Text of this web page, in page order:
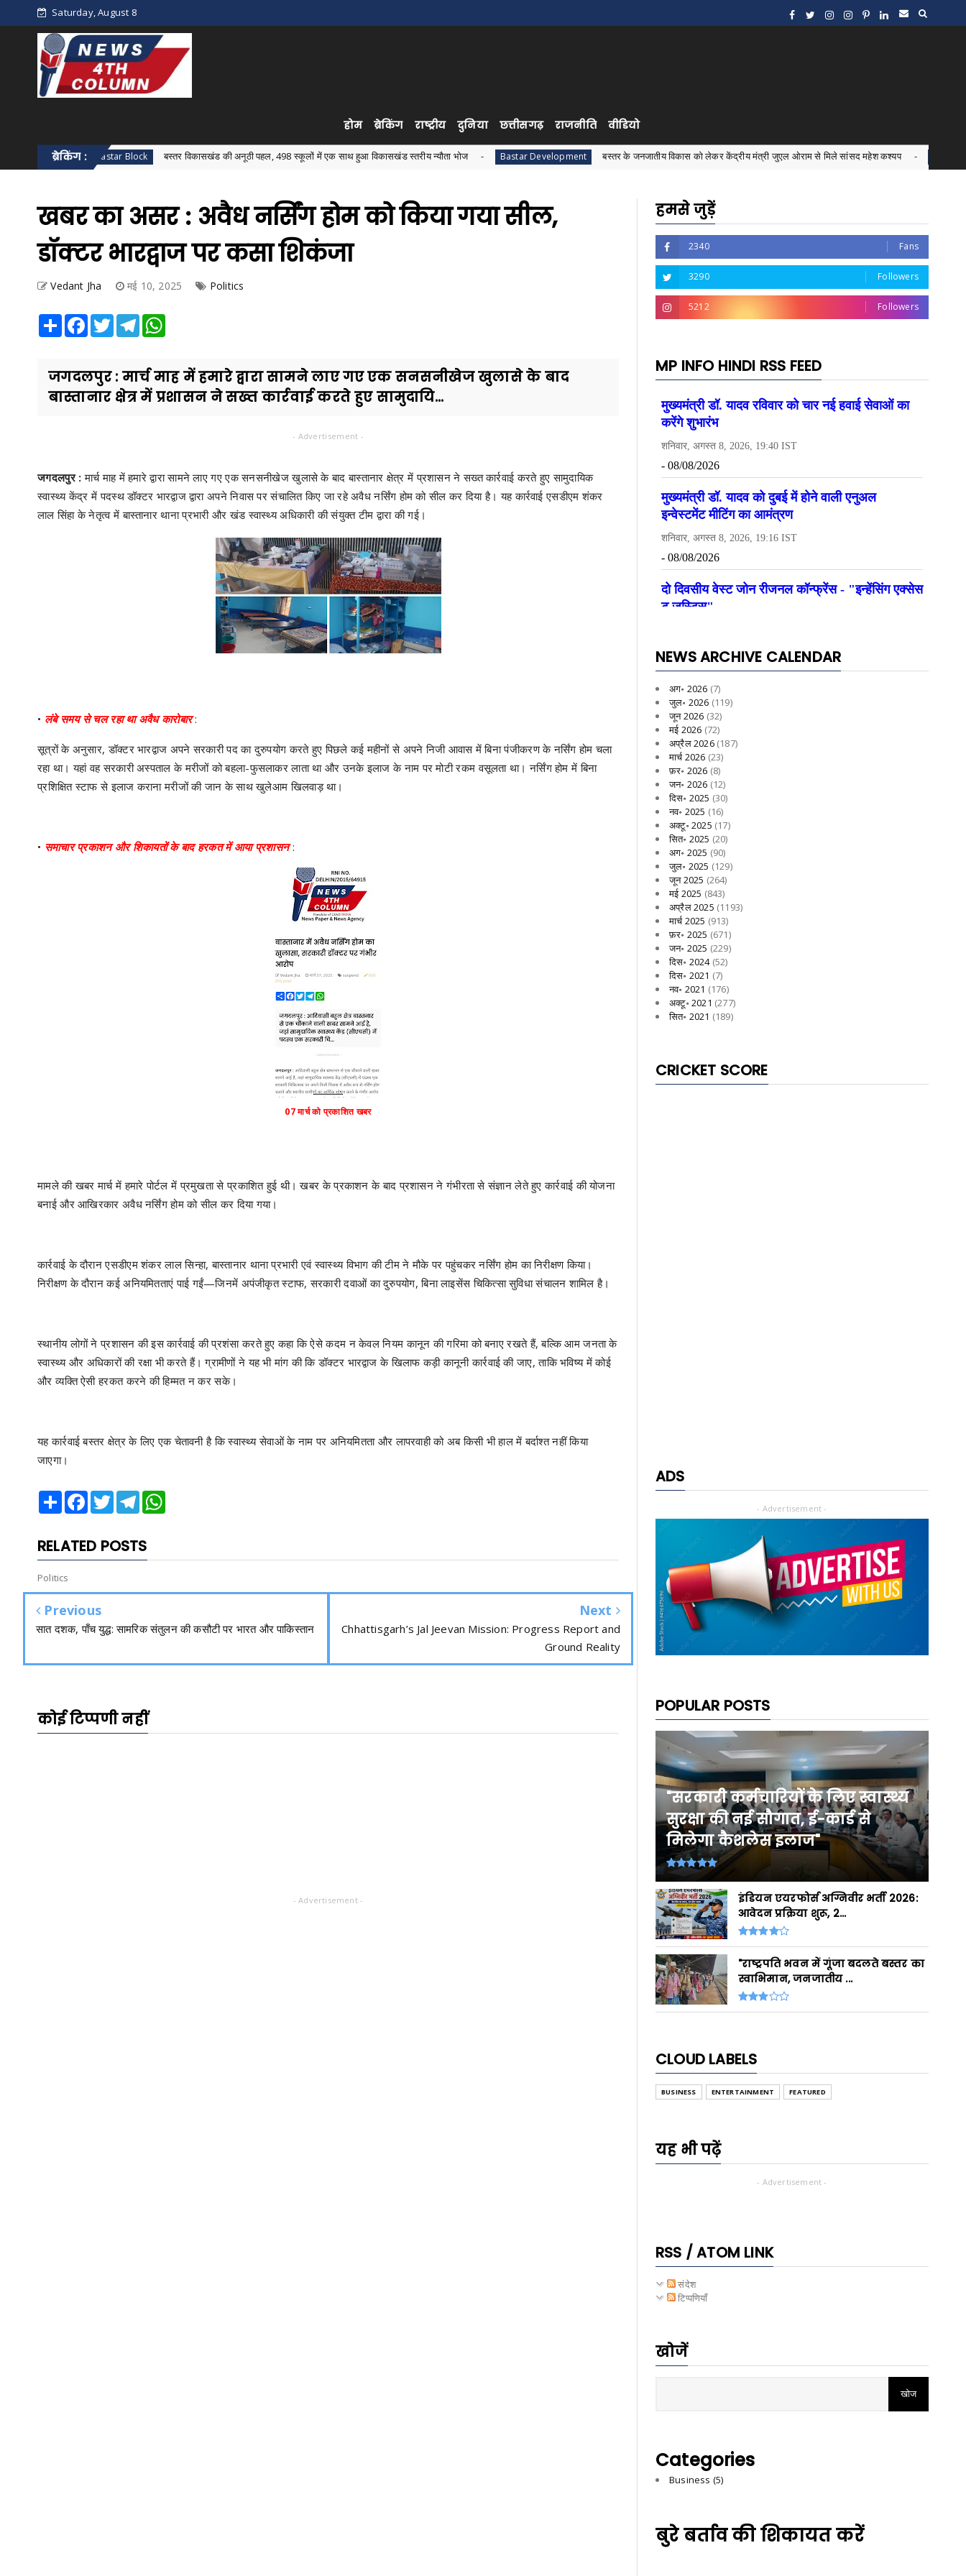
Saturday, August 8
होम ब्रेकिंग राष्ट्रीय दुनिया छत्तीसगढ़ राजनीति वीडियो
ब्रेकिंग :
Bastar Block बस्तर विकासखंड की अनूठी पहल, 498 स्कूलों में एक साथ हुआ विकासखंड स्तरीय न्यौता भोज Bastar Development बस्तर के जनजातीय विकास को लेकर केंद्रीय मंत्री जुएल ओराम से मिले सांसद महेश कश्यप Bastar News
खबर का असर : अवैध नर्सिंग होम को किया गया सील,
डॉक्टर भारद्वाज पर कसा शिकंजा
Vedant Jha मई 10, 2025 Politics
Share Facebook
TwitterTelegram
जगदलपुर : मार्च माह में हमारे द्वारा सामने लाए गए एक सनसनीखेज खुलासे के बाद
बास्तानार क्षेत्र में प्रशासन ने सख्त कार्रवाई करते हुए सामुदायि...
- Advertisement -
जगदलपुर :मार्च माह में हमारे द्वारा सामने लाए गए एक सनसनीखेज खुलासे के बाद बास्तानार क्षेत्र में प्रशासन ने सख्त कार्रवाई करते हुए सामुदायिक
स्वास्थ्य केंद्र में पदस्थ डॉक्टर भारद्वाज द्वारा अपने निवास पर संचालित किए जा रहे अवैध नर्सिंग होम को सील कर दिया है। यह कार्रवाई एसडीएम शंकर
लाल सिंहा के नेतृत्व में बास्तानार थाना प्रभारी और खंड स्वास्थ्य अधिकारी की संयुक्त टीम द्वारा की गई।
• लंबे समय से चल रहा था अवैध कारोबार:
सूत्रों के अनुसार, डॉक्टर भारद्वाज अपने सरकारी पद का दुरुपयोग करते हुए पिछले कई महीनों से अपने निजी आवास में बिना पंजीकरण के नर्सिंग होम चला
रहा था। यहां वह सरकारी अस्पताल के मरीजों को बहला-फुसलाकर लाता था और उनके इलाज के नाम पर मोटी रकम वसूलता था। नर्सिंग होम में बिना
प्रशिक्षित स्टाफ से इलाज कराना मरीजों की जान के साथ खुलेआम खिलवाड़ था।
• समाचार प्रकाशन और शिकायतों के बाद हरकत में आया प्रशासन:
07 मार्च को प्रकाशित खबर
मामले की खबर मार्च में हमारे पोर्टल में प्रमुखता से प्रकाशित हुई थी। खबर के प्रकाशन के बाद प्रशासन ने गंभीरता से संज्ञान लेते हुए कार्रवाई की योजना
बनाई और आखिरकार अवैध नर्सिंग होम को सील कर दिया गया।
कार्रवाई के दौरान एसडीएम शंकर लाल सिन्हा, बास्तानार थाना प्रभारी एवं स्वास्थ्य विभाग की टीम ने मौके पर पहुंचकर नर्सिंग होम का निरीक्षण किया।
निरीक्षण के दौरान कई अनियमितताएं पाई गईं—जिनमें अपंजीकृत स्टाफ, सरकारी दवाओं का दुरुपयोग, बिना लाइसेंस चिकित्सा सुविधा संचालन शामिल है।
स्थानीय लोगों ने प्रशासन की इस कार्रवाई की प्रशंसा करते हुए कहा कि ऐसे कदम न केवल नियम कानून की गरिमा को बनाए रखते हैं, बल्कि आम जनता के
स्वास्थ्य और अधिकारों की रक्षा भी करते हैं। ग्रामीणों ने यह भी मांग की कि डॉक्टर भारद्वाज के खिलाफ कड़ी कानूनी कार्रवाई की जाए, ताकि भविष्य में कोई
और व्यक्ति ऐसी हरकत करने की हिम्मत न कर सके।
यह कार्रवाई बस्तर क्षेत्र के लिए एक चेतावनी है कि स्वास्थ्य सेवाओं के नाम पर अनियमितता और लापरवाही को अब किसी भी हाल में बर्दाश्त नहीं किया
जाएगा।
Share Facebook
TwitterTelegram
RELATED POSTS
Politics
Previous
सात दशक, पाँच युद्ध: सामरिक संतुलन की कसौटी पर भारत और पाकिस्तान
Next
Chhattisgarh’s Jal Jeevan Mission: Progress Report and
Ground Reality
कोई टिप्पणी नहीं
- Advertisement -
हमसे जुड़ें
2340 Fans
3290 Followers
5212 Followers
MP INFO HINDI RSS FEED
NEWS ARCHIVE CALENDAR
अग॰ 2026 (7)
जुल॰ 2026 (119)
जून 2026 (32)
मई 2026 (72)
अप्रैल 2026(187)
मार्च 2026 (23)
फ़र॰ 2026 (8)
जन॰ 2026 (12)
दिस॰ 2025 (30)
नव॰ 2025 (16)
अक्टू॰ 2025 (17)
सित॰ 2025 (20)
अग॰ 2025 (90)
जुल॰ 2025 (129)
जून 2025 (264)
मई 2025 (843)
अप्रैल 2025 (1193)
मार्च 2025 (913)
फ़र॰ 2025 (671)
जन॰ 2025 (229)
दिस॰ 2024(52)
दिस॰ 2021 (7)
नव॰ 2021 (176)
अक्टू॰ 2021 (277)
सित॰ 2021 (189)
CRICKET SCORE
ADS
- Advertisement -
POPULAR POSTS
"सरकारी कर्मचारियों के लिए स्वास्थ्य
सुरक्षा की नई सौगात, ई-कार्ड से
मिलेगा कैशलेस इलाज"
इंडियन एयरफोर्स अग्निवीर भर्ती 2026:
आवेदन प्रक्रिया शुरू, 2...
"राष्ट्रपति भवन में गूंजा बदलते बस्तर का
स्वाभिमान, जनजातीय ...
CLOUD LABELS
BUSINESS ENTERTAINMENT FEATURED
यह भी पढ़ें
- Advertisement -
RSS / ATOM LINK
संदेश
टिप्पणियाँ
खोजें
Categories
Business (5)
बुरे बर्ताव की शिकायत करें